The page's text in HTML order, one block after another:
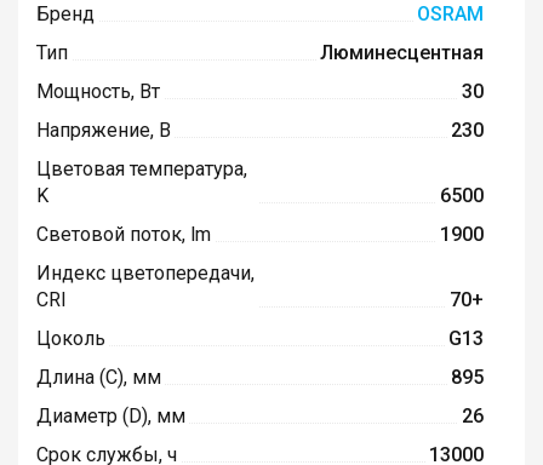
Бренд
OSRAM
Тип
Люминесцентная
Мощность, Вт
30
Напряжение, В
230
Цветовая температура,
K
6500
Световой поток, lm
1900
Индекс цветопередачи,
CRI
70+
Цоколь
G13
Длина (C), мм
895
Диаметр (D), мм
26
Срок службы, ч
13000